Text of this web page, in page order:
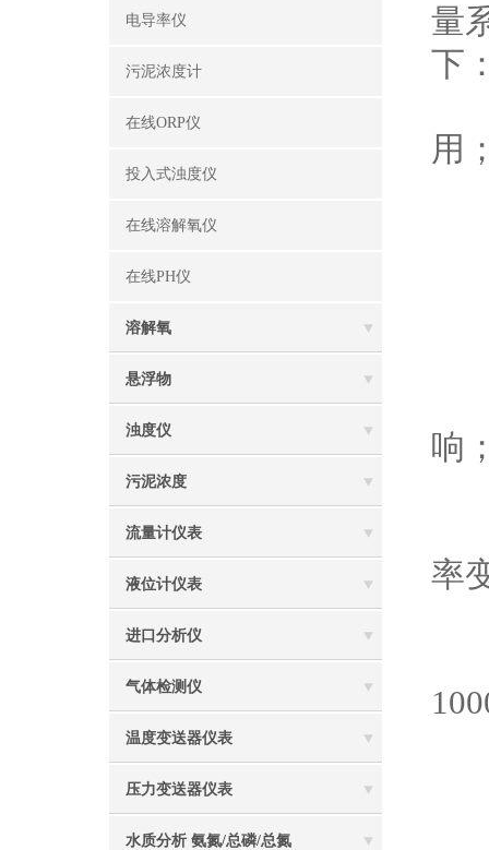
电导率仪
污泥浓度计
在线ORP仪
投入式浊度仪
在线溶解氧仪
在线PH仪
溶解氧
悬浮物
浊度仪
污泥浓度
流量计仪表
液位计仪表
进口分析仪
气体检测仪
温度变送器仪表
压力变送器仪表
水质分析 氨氮/总磷/总氮
量
下
用
响
率